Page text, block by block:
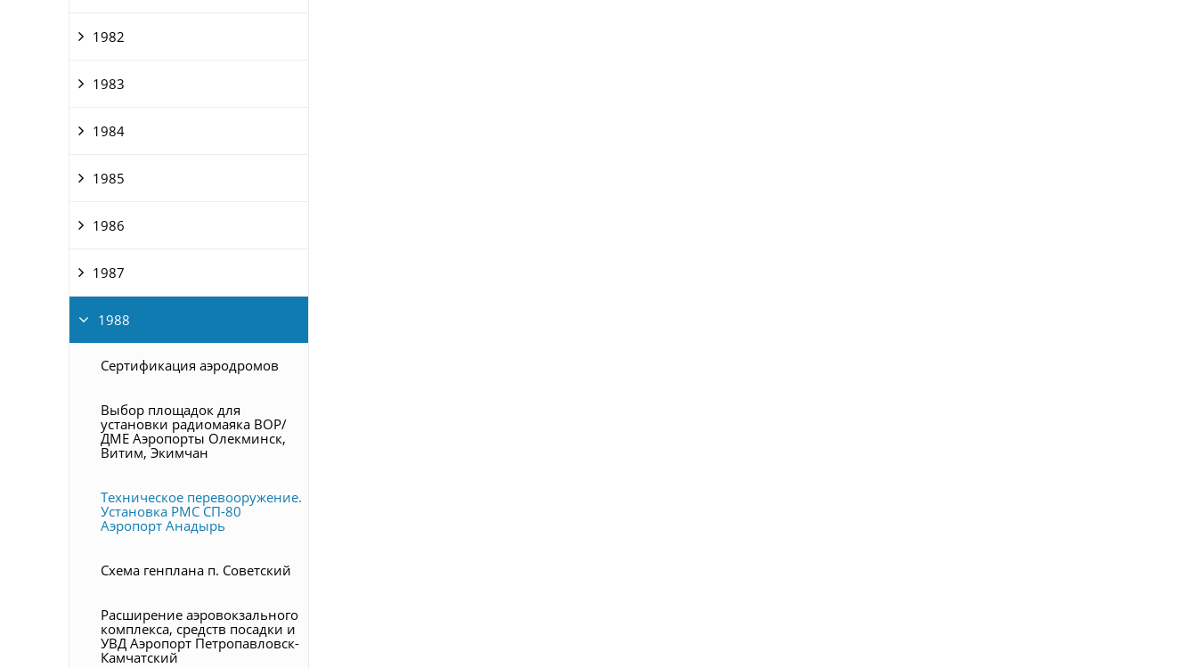
1982
1983
1984
1985
1986
1987
1988
Сертификация аэродромов
Выбор площадок для
установки радиомаяка ВОР/
ДМЕ Аэропорты Олекминск,
Витим, Экимчан
Техническое перевооружение.
Установка РМС СП-80
Аэропорт Анадырь
Схема генплана п. Советский
Расширение аэровокзального
комплекса, средств посадки и
УВД Аэропорт Петропавловск-
Камчатский